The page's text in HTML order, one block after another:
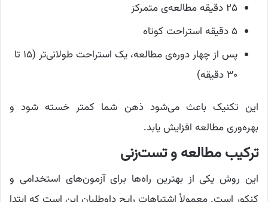
۲۵ دقیقه مطالعه‌ی متمرکز
۵ دقیقه استراحت کوتاه
پس از چهار دوره‌ی مطالعه، یک استراحت طولانی‌تر (۱۵ تا
۳۰ دقیقه)
این تکنیک باعث می‌شود ذهن شما کمتر خسته شود و
بهره‌وری مطالعه افزایش یابد.
ترکیب مطالعه و تست‌زنی
این روش یکی از بهترین راه‌ها برای آزمون‌های استخدامی و